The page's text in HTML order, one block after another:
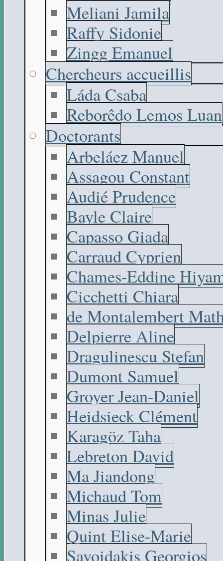
Meliani Jamila
Raffy Sidonie
Zingg Emanuel
Chercheurs accueillis
Láda Csaba
Reborêdo Lemos Luan
Doctorants
Arbeláez Manuel
Assagou Constant
Audié Prudence
Bayle Claire
Capasso Giada
Carraud Cyprien
Chames-Eddine
Cicchetti Chiara
de Montalembert
Delpierre Aline
Dragulinescu Stefan
Dumont Samuel
Groyer Jean-Daniel
Heidsieck Clément
Karagöz Taha
Lebreton David
Ma Jiandong
Michaud Tom
Minas Julie
Quint Elise-Marie
Savoidakis Georgios